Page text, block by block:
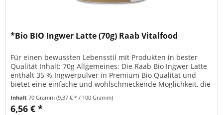
*Bio BIO Ingwer Latte (70g) Raab Vitalfood
Für einen bewussten Lebensstil mit Produkten in bester
Qualität Inhalt: 70g Allgemeines: Die Raab Bio Ingwer Latte
enthält 35 % Ingwerpulver in Premium Bio Qualität und
bietet eine einfache und wohlschmeckende Möglichkeit, die
Heißgetränk wärmt die Ingwer Latte von innen und trägt so
zum allgemeinen Wohlbefinden...
Inhalt70 Gramm(9,37 € * / 100 Gramm)
6,56 € *